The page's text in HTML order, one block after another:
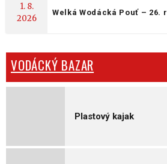
1. 8.
2026
Welká Wodácká Pouť – 26.
VODÁCKÝ BAZAR
Plastový kajak